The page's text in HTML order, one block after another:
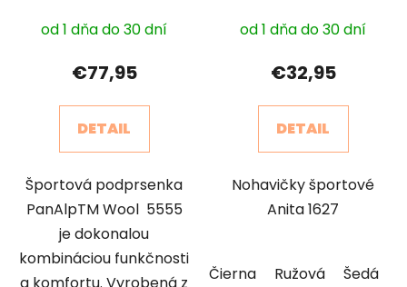
od 1 dňa do 30 dní
€77,95
DETAIL
Športová podprsenka
PanAlpTM Wool 5555
je dokonalou
kombináciou funkčnosti
od 1 dňa do 30 dní
€32,95
DETAIL
Nohavičky športové
Anita 1627
Čierna Ružová Šedá